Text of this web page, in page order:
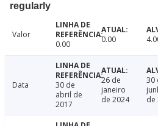
regularly
Valor
0.00
0.00
Data
30 de
abril de
2017
26 de
janeiro
de 2024
30
de